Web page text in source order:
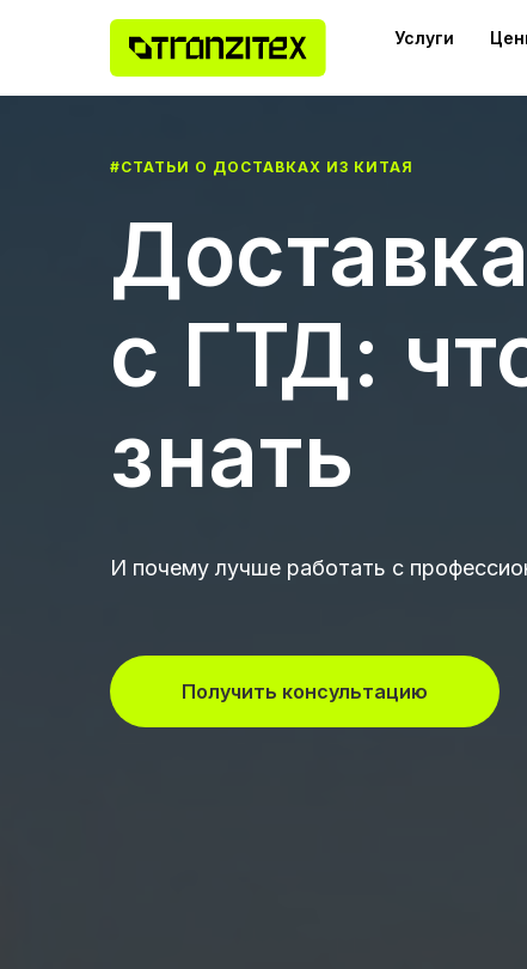
Услуги
#СТАТЬИ О ДОСТАВКАХ ИЗ КИТАЯ
с ГТД:
знать
И почему лучше работать с
Получить консультацию